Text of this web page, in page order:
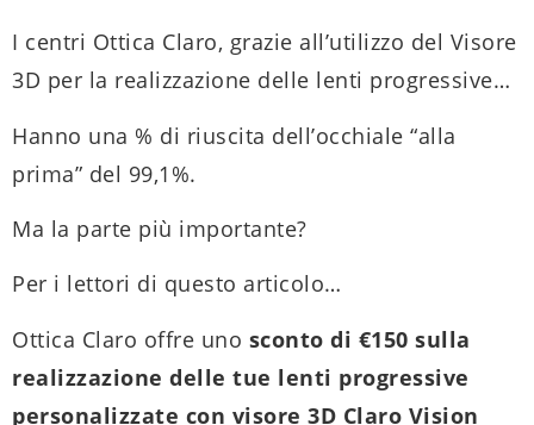
I centri Ottica Claro, grazie all’utilizzo del Visore
3D per la realizzazione delle lenti progressive…
Hanno una % di riuscita dell’occhiale “alla
prima” del 99,1%.
Ma la parte più importante?
Per i lettori di questo articolo…
Ottica Claro offre uno sconto di €150 sulla
realizzazione delle tue lenti progressive
personalizzate con visore 3D Claro Vision